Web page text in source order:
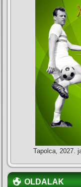
Tapolca, 2027.
OLDALAK